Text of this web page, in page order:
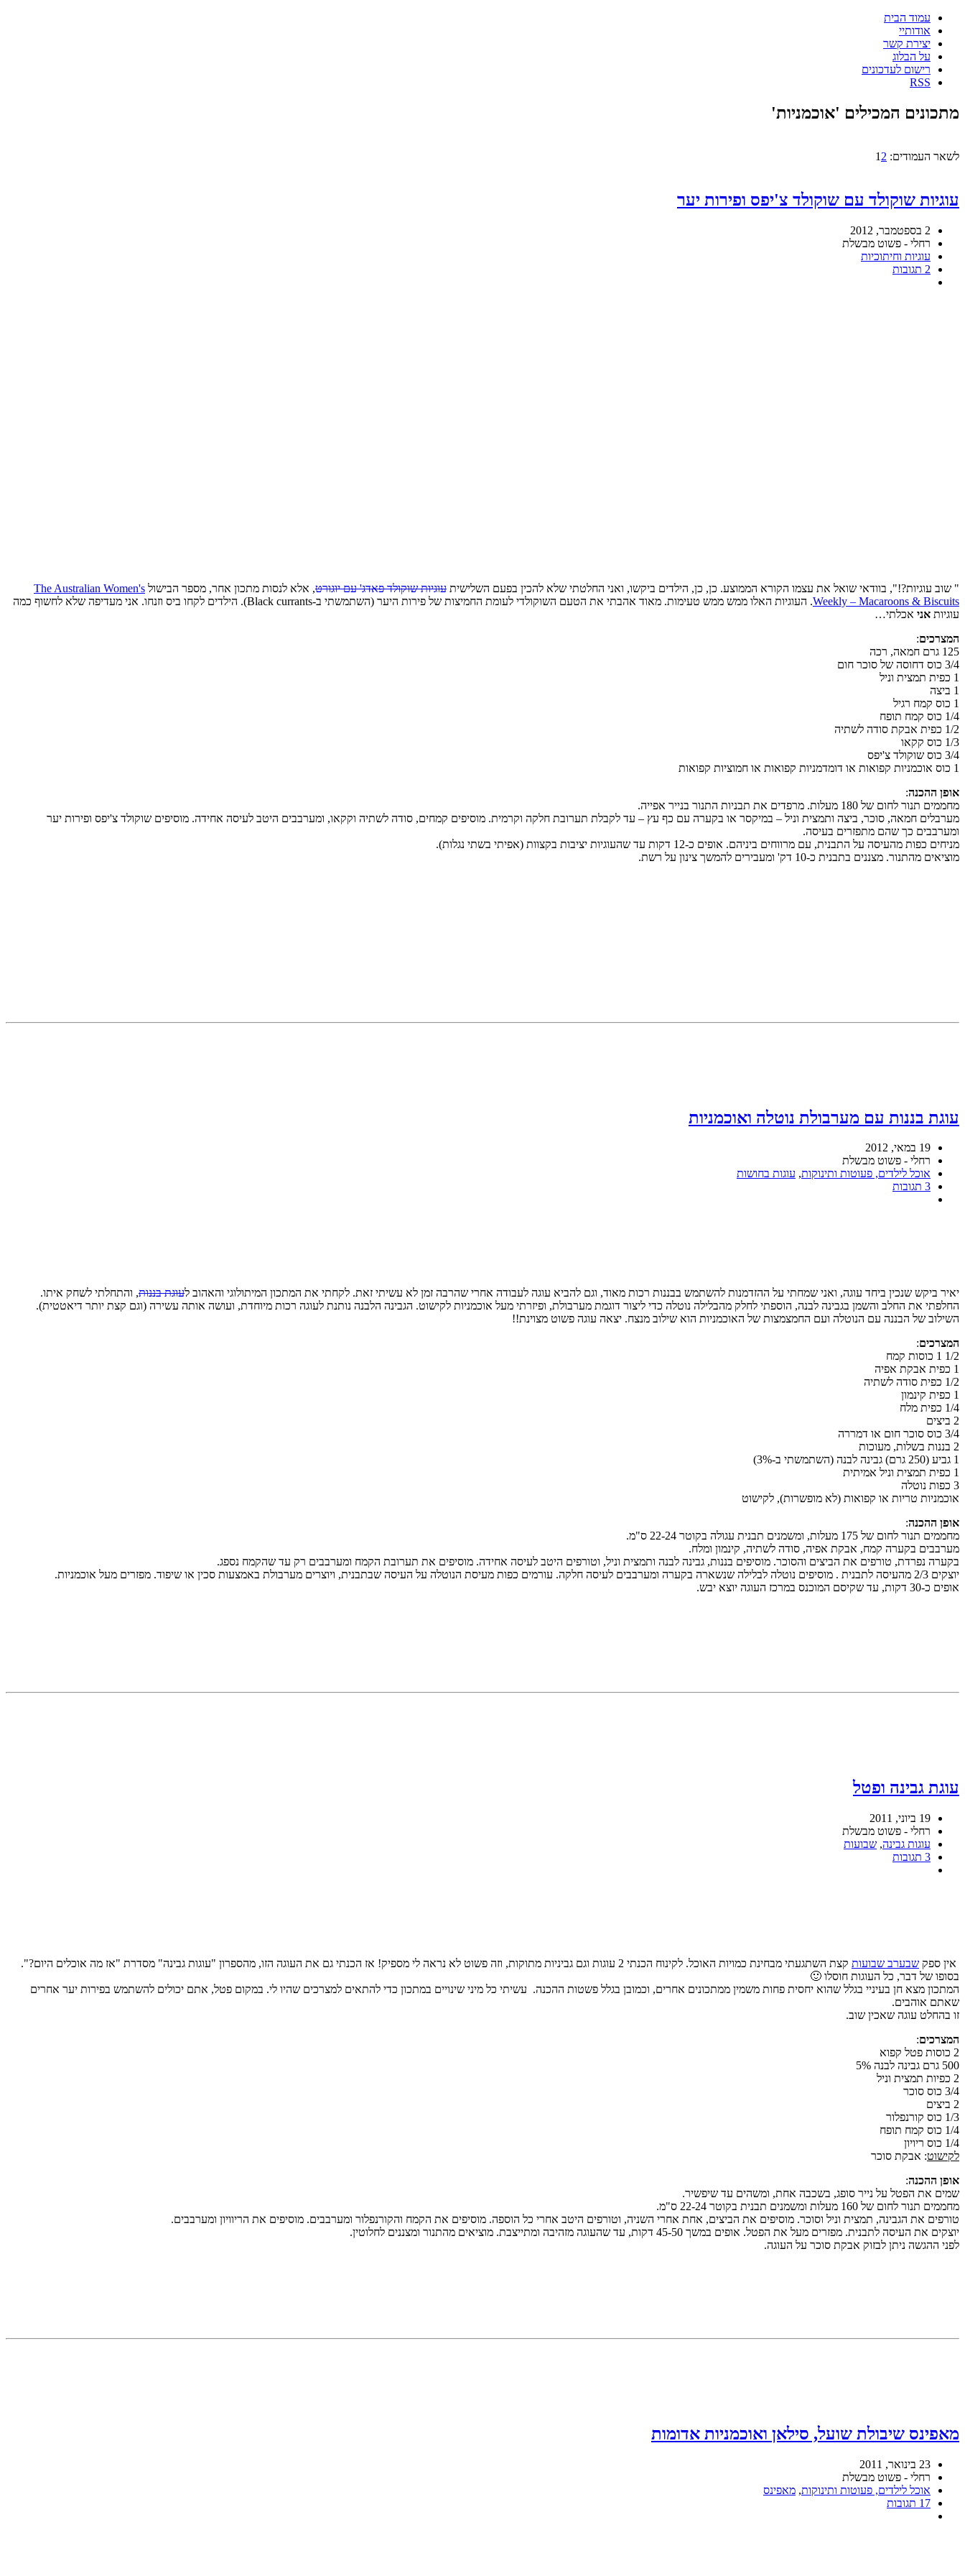
עמוד הבית
אודותיי
יצירת קשר
על הבלוג
רישום לעדכונים
RSS
מתכונים המכילים 'אוכמניות'
לשאר העמודים: 1 2
עוגיות שוקולד עם שוקולד צ'יפס ופירות יער
2 בספטמבר, 2012
רחלי - פשוט מבשלת
עוגיות וחיתוכיות
2 תגובות
" שוב עוגיות?!", בוודאי שואל את עצמו הקורא הממוצע. כן, כן, הילדים ביקשו, ואני החלטתי שלא להכין בפעם השלישית עוגיות שוקולד פאדג' עם יוגורט, אלא לנסות מתכון אחר, מספר הבישול The Australian Women's
Weekly – Macaroons & Biscuits
. העוגיות האלו ממש ממש טעימות. מאוד אהבתי את הטעם השוקולדי לעומת החמיצות של פירות היער (השתמשתי ב-Black currants). הילדים לקחו ביס וזנחו. אני מעדיפה שלא לחשוף כמה
עוגיות אני אכלתי…
המצרכים:
125 גרם חמאה, רכה
3/4 כוס דחוסה של סוכר חום
1 כפית תמצית וניל
1 ביצה
1 כוס קמח רגיל
1/4 כוס קמח תופח
1/2 כפית אבקת סודה לשתיה
1/3 כוס קקאו
3/4 כוס שוקולד צ'יפס
1 כוס אוכמניות קפואות או דומדמניות קפואות או חמוציות קפואות
אופן ההכנה:
מחממים תנור לחום של 180 מעלות. מרפדים את תבניות התנור בנייר אפייה.
מערבלים חמאה, סוכר, ביצה ותמצית וניל – במיקסר או בקערה עם כף עץ – עד לקבלת תערובת חלקה וקרמית. מוסיפים קמחים, סודה לשתיה וקקאו, ומערבבים היטב לעיסה אחידה. מוסיפים שוקולד צ'יפס ופירות יער
ומערבבים כך שהם מתפזרים בעיסה.
מניחים כפות מהעיסה על התבנית, עם מרווחים ביניהם. אופים כ-12 דקות עד שהעוגיות יציבות בקצוות (אפיתי בשתי נגלות).
מוציאים מהתנור. מצננים בתבנית כ-10 דק' ומעבירים להמשך צינון על רשת.
עוגת בננות עם מערבולת נוטלה ואוכמניות
19 במאי, 2012
רחלי - פשוט מבשלת
אוכל לילדים, פעוטות ותינוקות, עוגות בחושות
3 תגובות
יאיר ביקש שנכין ביחד עוגה, ואני שמחתי על ההזדמנות להשתמש בבננות רכות מאוד, וגם להביא עוגה לעבודה אחרי שהרבה זמן לא עשיתי זאת. לקחתי את המתכון המיתולוגי והאהוב לעוגת בננות, והתחלתי לשחק איתו.
החלפתי את החלב והשמן בגבינה לבנה, הוספתי לחלק מהבלילה נוטלה כדי ליצור דוגמת מערבולת, ופיזרתי מעל אוכמניות לקישוט. הגבינה הלבנה נותנת לעוגה רכות מיוחדת, ועושה אותה עשירה (וגם קצת יותר דיאטטית).
השילוב של הבננה עם הנוטלה ועם החמצמצות של האוכמניות הוא שילוב מנצח. יצאה עוגה פשוט מצוינת!!
המצרכים:
1/2 1 כוסות קמח
1 כפית אבקת אפיה
1/2 כפית סודה לשתיה
1 כפית קינמון
1/4 כפית מלח
2 ביצים
3/4 כוס סוכר חום או דמררה
2 בננות בשלות, מעוכות
1 גביע (250 גרם) גבינה לבנה (השתמשתי ב-3%)
1 כפית תמצית וניל אמיתית
3 כפות נוטלה
אוכמניות טריות או קפואות (לא מופשרות), לקישוט
אופן ההכנה:
מחממים תנור לחום של 175 מעלות, ומשמנים תבנית עגולה בקוטר 22-24 ס"מ.
מערבבים בקערה קמח, אבקת אפיה, סודה לשתיה, קינמון ומלח.
בקערה נפרדת, טורפים את הביצים והסוכר. מוסיפים בננות, גבינה לבנה ותמצית וניל, וטורפים היטב לעיסה אחידה. מוסיפים את תערובת הקמח ומערבבים רק עד שהקמח נספג.
יוצקים 2/3 מהעיסה לתבנית . מוסיפים נוטלה לבלילה שנשארה בקערה ומערבבים לעיסה חלקה. עורמים כפות מעיסת הנוטלה על העיסה שבתבנית, ויוצרים מערבולת באמצעות סכין או שיפוד. מפזרים מעל אוכמניות.
אופים כ-30 דקות, עד שקיסם המוכנס במרכז העוגה יוצא יבש.
עוגת גבינה ופטל
19 ביוני, 2011
רחלי - פשוט מבשלת
עוגות גבינה, שבועות
3 תגובות
אין ספק שבערב שבועות
קצת השתגעתי מבחינת כמויות האוכל. לקינוח הכנתי 2 עוגות וגם גביניות מתוקות, וזה פשוט לא נראה לי מספיק! אז הכנתי גם את העוגה הזו, מהספרון "עוגות גבינה" מסדרת "אז מה אוכלים היום?".
בסופו של דבר, כל העוגות חוסלו 🙂
המתכון מצא חן בעיניי בגלל שהוא יחסית פחות משמין ממתכונים אחרים, וכמובן בגלל פשטות ההכנה. עשיתי כל מיני שינויים במתכון כדי להתאים למצרכים שהיו לי. במקום פטל, אתם יכולים להשתמש בפירות יער אחרים
שאתם אוהבים.
זו בהחלט עוגה שאכין שוב.
המצרכים:
2 כוסות פטל קפוא
500 גרם גבינה לבנה 5%
2 כפיות תמצית וניל
3/4 כוס סוכר
2 ביצים
1/3 כוס קורנפלור
1/4 כוס קמח תופח
1/4 כוס ריויון
לקישוט: אבקת סוכר
אופן ההכנה:
שמים את הפטל על נייר סופג, בשכבה אחת, ומשהים עד שיפשיר.
מחממים תנור לחום של 160 מעלות ומשמנים תבנית בקוטר 22-24 ס"מ.
טורפים את הגבינה, תמצית וניל וסוכר. מוסיפים את הביצים, אחת אחרי השניה, וטורפים היטב אחרי כל הוספה. מוסיפים את הקמח והקורנפלור ומערבבים. מוסיפים את הריוויון ומערבבים.
יוצקים את העיסה לתבנית. מפזרים מעל את הפטל. אופים במשך 45-50 דקות, עד שהעוגה מזהיבה ומתייצבת. מוציאים מהתנור ומצננים לחלוטין.
לפני ההגשה ניתן לבזוק אבקת סוכר על העוגה.
מאפינס שיבולת שועל, סילאן ואוכמניות אדומות
23 בינואר, 2011
רחלי - פשוט מבשלת
אוכל לילדים, פעוטות ותינוקות, מאפינס
17 תגובות